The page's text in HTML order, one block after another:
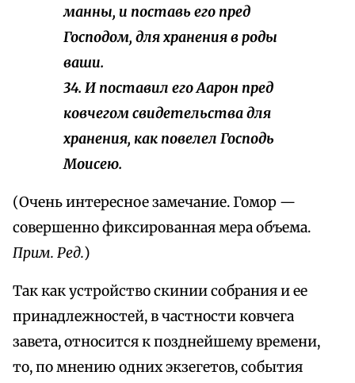
манны, и поставь его пред
Господом, для хранения в роды
ваши.
34. И поставил его Аарон пред
ковчегом свидетельства для
хранения, как повелел Господь
Моисею.
(Очень интересное замечание. Гомор —
совершенно фиксированная мера объема.
Прим. Ред.)
Так как устройство скинии собрания и ее
принадлежностей, в частности ковчега
завета, относится к позднейшему времени,
то, по мнению одних экзегетов, события